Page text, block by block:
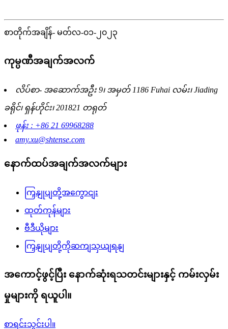
စာတိုက်အချိန်- မတ်လ-၀၁-၂၀၂၃
ကုမ္ပဏီအချက်အလက်
လိပ်စာ- အဆောက်အဦး 9၊ အမှတ် 1186 Fuhai လမ်း၊ Jiading
ခရိုင်၊ ရှန်ဟိုင်း၊ 201821 တရုတ်
ဖုန်း : +86 21 69968288
amy.xu@shtense.com
နောက်ထပ်အချက်အလက်များ
ကြှနျုပျတို့အကွောငျး
ထုတ်ကုန်များ
ဗီဒီယိုများ
ကြှနျုပျတို့ကိုဆကျသှယျရနျ
အကောင့်ဖွင့်ပြီး နောက်ဆုံးရသတင်းများနှင့် ကမ်းလှမ်း
မှုများကို ရယူပါ။
စာရင်းသွင်းပါ။